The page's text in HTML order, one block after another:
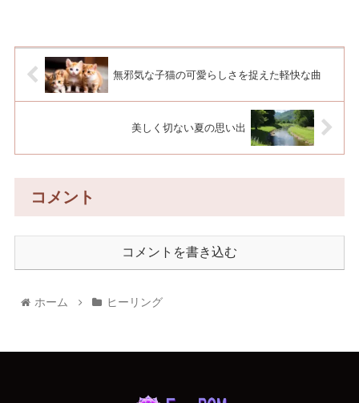
無邪気な子猫の可愛らしさを捉えた軽快な曲
美しく切ない夏の思い出
コメント
コメントを書き込む
ホーム ヒーリング